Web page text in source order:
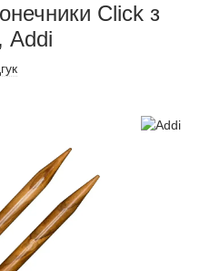
Click з
Addi